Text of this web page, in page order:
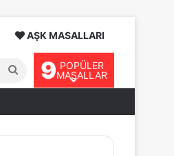
AŞK MASALLARI
Arama
...
9 POPÜLER
MASALLAR